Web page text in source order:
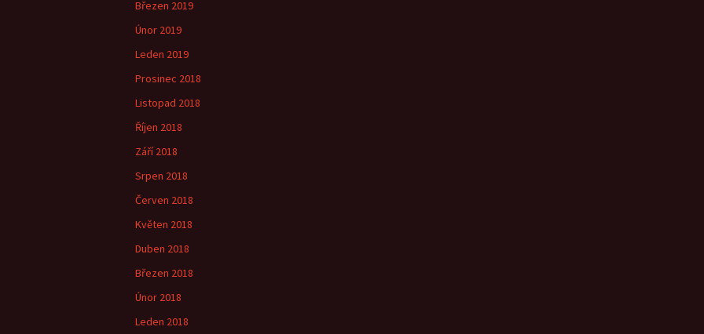
Březen 2019
Únor 2019
Leden 2019
Prosinec 2018
Listopad 2018
Říjen 2018
Září 2018
Srpen 2018
Červen 2018
Květen 2018
Duben 2018
Březen 2018
Únor 2018
Leden 2018